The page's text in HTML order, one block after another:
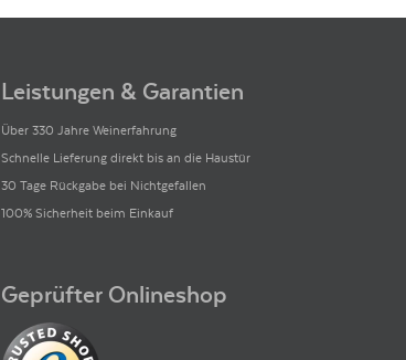
Leistungen & Garantien
Über 330 Jahre Weinerfahrung
Schnelle Lieferung direkt bis an die Haustür
30 Tage Rückgabe bei Nichtgefallen
100% Sicherheit beim Einkauf
Geprüfter Onlineshop